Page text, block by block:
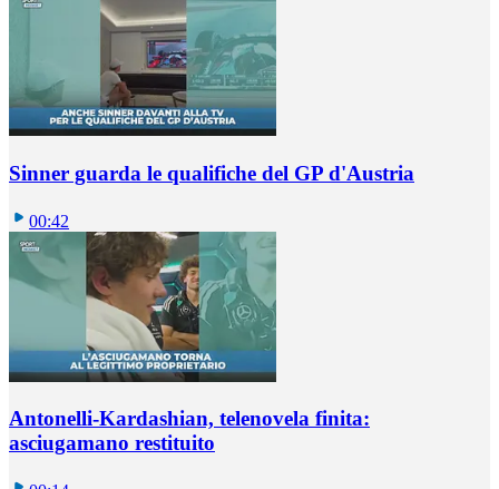
Sinner guarda le qualifiche del GP d'Austria
00:42
Antonelli-Kardashian, telenovela finita:
asciugamano restituito